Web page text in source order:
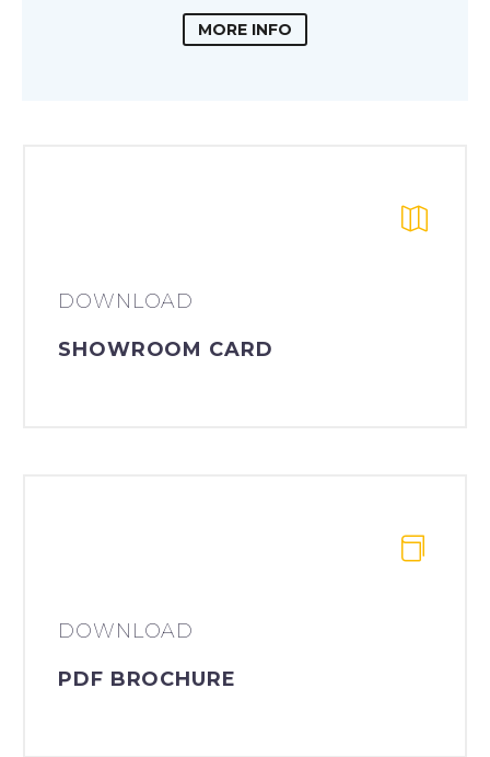
MORE INFO
DOWNLOAD
SHOWROOM CARD
DOWNLOAD
PDF BROCHURE